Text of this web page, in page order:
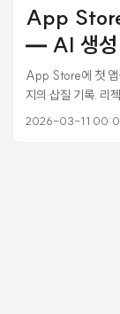
App
— AI 생성
App Store에 첫 앱
지의 삽질 기록.
Metadata The
2026-03-11